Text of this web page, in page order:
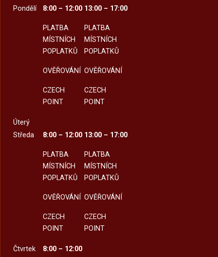
Pondělí 8:00 – 12:00
PLATBA
MÍSTNÍCH
POPLATKŮ
OVĚŘOVÁNÍ
CZECH
POINT
13:00 – 17:00
PLATBA
MÍSTNÍCH
POPLATKŮ
OVĚŘOVÁNÍ
CZECH
POINT
Úterý
Středa
8:00 – 12:00
PLATBA
MÍSTNÍCH
POPLATKŮ
OVĚŘOVÁNÍ
CZECH
POINT
13:00 – 17:00
PLATBA
MÍSTNÍCH
POPLATKŮ
OVĚŘOVÁNÍ
CZECH
POINT
Čtvrtek
8:00 – 12:00